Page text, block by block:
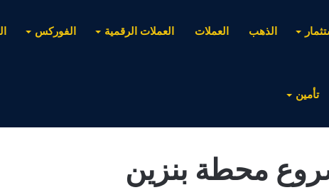
الذهب العملات العملات الرقمية الفوركس
تأمين
محطة بنزين